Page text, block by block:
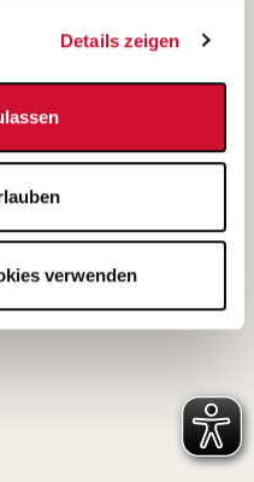
Details zeigen
verwenden